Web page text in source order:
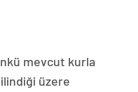
mevcut kurla
üzere